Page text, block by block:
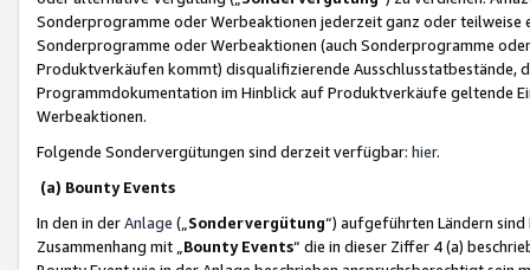
Sonderprogramme oder Werbeaktionen jederzeit ganz oder
Sonderprogramme oder Werbeaktionen (auch Sonderprogramme
Produktverkäufen kommt) disqualifizierende Ausschlusstatbestände,
Programmdokumentation im Hinblick auf Produktverkäufe geltende
Werbeaktionen.
Folgende Sondervergütungen sind derzeit verfügbar: hier.
(a) Bounty Events
In den in derAnlage („ Sondervergütung“) aufgeführten Ländern
Zusammenhang mit „ Bounty Events“ die in dieser Ziffer 4 (a)